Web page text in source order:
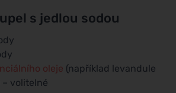
s jedlou sodou
oleje (například levandule
– volitelné